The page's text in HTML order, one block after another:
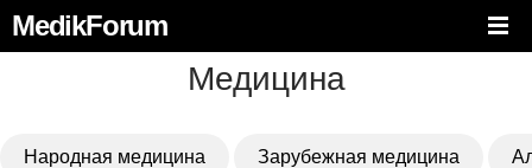
MedikForum
Медицина
Народная медицина Зарубежная медицина